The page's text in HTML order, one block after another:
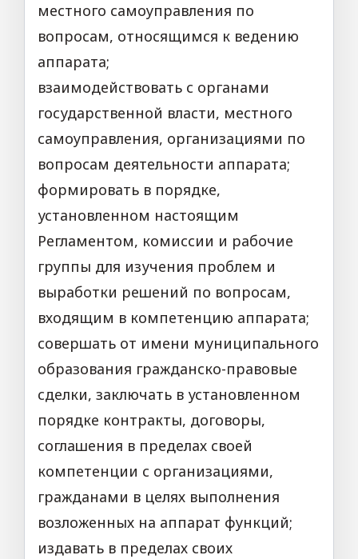
местного самоуправления по
вопросам, относящимся к ведению
аппарата;
взаимодействовать с органами
государственной власти, местного
самоуправления, организациями по
вопросам деятельности аппарата;
формировать в порядке,
установленном настоящим
Регламентом, комиссии и рабочие
группы для изучения проблем и
выработки решений по вопросам,
входящим в компетенцию аппарата;
совершать от имени муниципального
образования гражданско-правовые
сделки, заключать в установленном
порядке контракты, договоры,
соглашения в пределах своей
компетенции с организациями,
гражданами в целях выполнения
возложенных на аппарат функций;
издавать в пределах своих